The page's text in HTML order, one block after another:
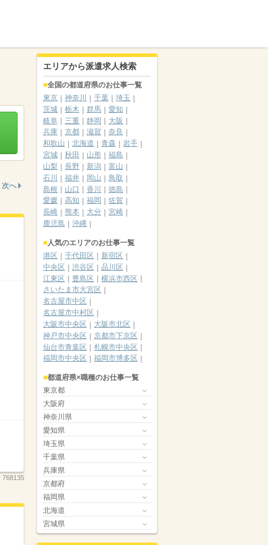
次へ
768135
エリアから派遣求人検索
全国の都道府県のお仕事一覧
東京
神奈川 千葉
埼玉
茨城
栃木 群馬
愛知
岐阜
三重 静岡
大阪
兵庫
京都 滋賀
奈良
和歌山
北海道 青森
岩手
宮城
秋田 山形
福島
山梨
長野 新潟
富山
石川
福井 岡山
鳥取
島根
山口 香川
徳島
愛媛
高知 福岡
佐賀
長崎
熊本 大分
宮崎
鹿児島
沖縄
人気のエリアのお仕事一覧
港区
千代田区
新宿区
中央区
渋谷区
品川区
江東区
豊島区
横浜市西区
さいたま市大宮区
名古屋市中区
名古屋市中村区
大阪市中央区
大阪市北区
神戸市中央区
京都市下京区
仙台市青葉区
札幌市中央区
福岡市中央区
福岡市博多区
都道府県×職種のお仕事一覧
東京都
大阪府
神奈川県
愛知県
埼玉県
千葉県
兵庫県
京都府
福岡県
北海道
宮城県